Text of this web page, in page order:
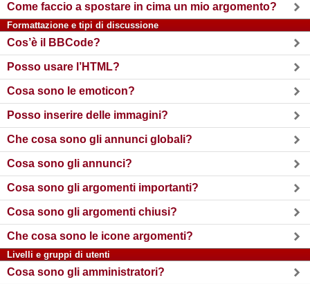
Come faccio a spostare in cima un mio argomento?
Formattazione e tipi di discussione
Cos’è il BBCode?
Posso usare l’HTML?
Cosa sono le emoticon?
Posso inserire delle immagini?
Che cosa sono gli annunci globali?
Cosa sono gli annunci?
Cosa sono gli argomenti importanti?
Cosa sono gli argomenti chiusi?
Che cosa sono le icone argomenti?
Livelli e gruppi di utenti
Cosa sono gli amministratori?